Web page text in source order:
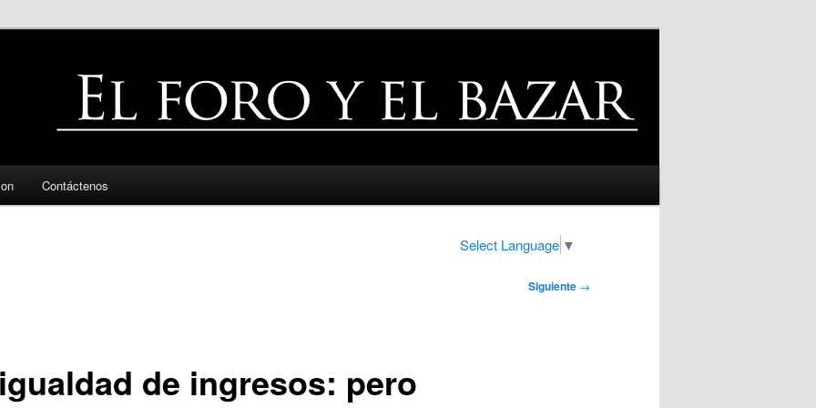
Contáctenos
Select Language ▼
Siguiente →
de ingresos: pero